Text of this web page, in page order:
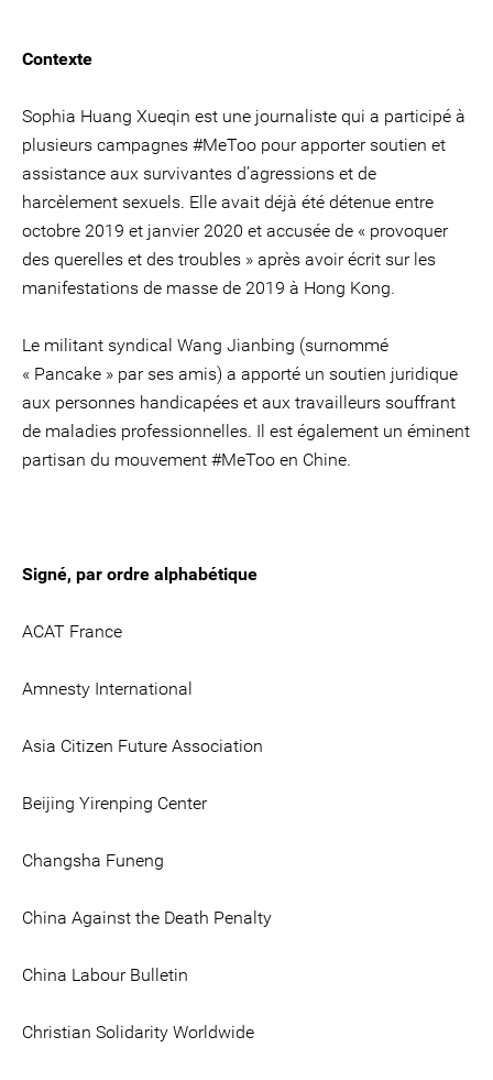
Contexte
Sophia Huang Xueqin est une journaliste qui a participé à
plusieurs campagnes #MeToo pour apporter soutien et
assistance aux survivantes d’agressions et de
harcèlement sexuels. Elle avait déjà été détenue entre
octobre 2019 et janvier 2020 et accusée de « provoquer
des querelles et des troubles » après avoir écrit sur les
manifestations de masse de 2019 à Hong Kong.
Le militant syndical Wang Jianbing (surnommé
« Pancake » par ses amis) a apporté un soutien juridique
aux personnes handicapées et aux travailleurs souffrant
de maladies professionnelles. Il est également un éminent
partisan du mouvement #MeToo en Chine.
Signé, par ordre alphabétique
ACAT France
Amnesty International
Asia Citizen Future Association
Beijing Yirenping Center
Changsha Funeng
China Against the Death Penalty
China Labour Bulletin
Christian Solidarity Worldwide